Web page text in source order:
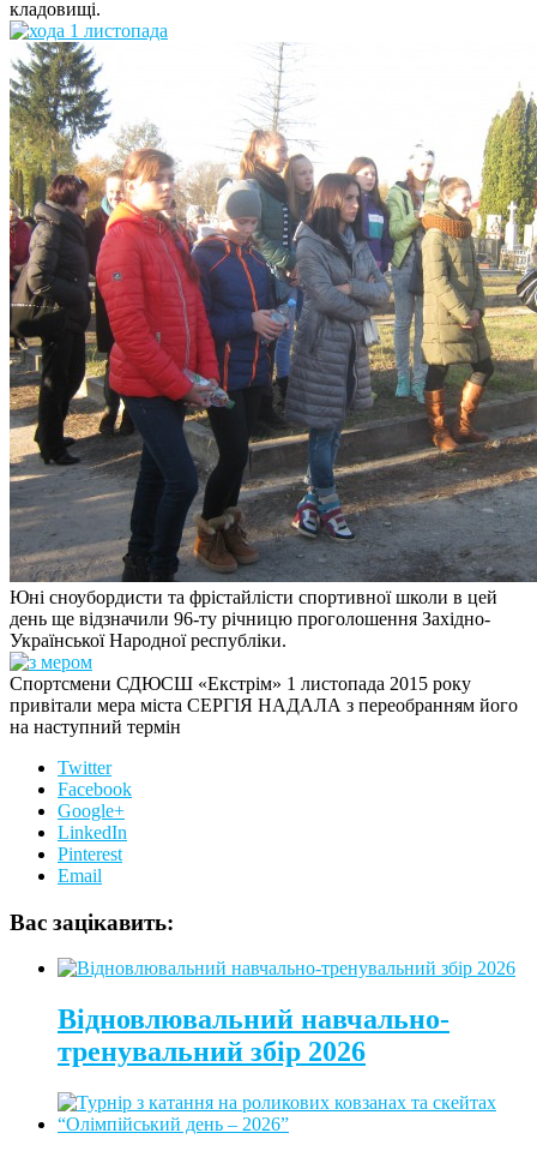
кладовищі.
Юні сноубордисти та фрістайлісти спортивної школи в цей
день ще відзначили 96-ту річницю проголошення Західно-
Української Народної республіки.
Спортсмени СДЮСШ «Екстрім» 1 листопада 2015 року
привітали мера міста СЕРГІЯ НАДАЛА з переобранням його
на наступний термін
Twitter
Facebook
Google+
LinkedIn
Pinterest
Email
Вас зацікавить:
Відновлювальний навчально-
тренувальний збір 2026